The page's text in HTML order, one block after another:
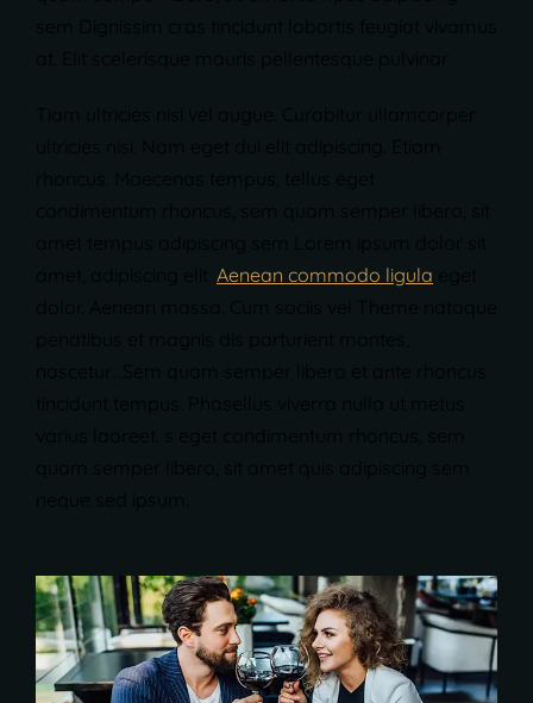
Aenean commodo ligula